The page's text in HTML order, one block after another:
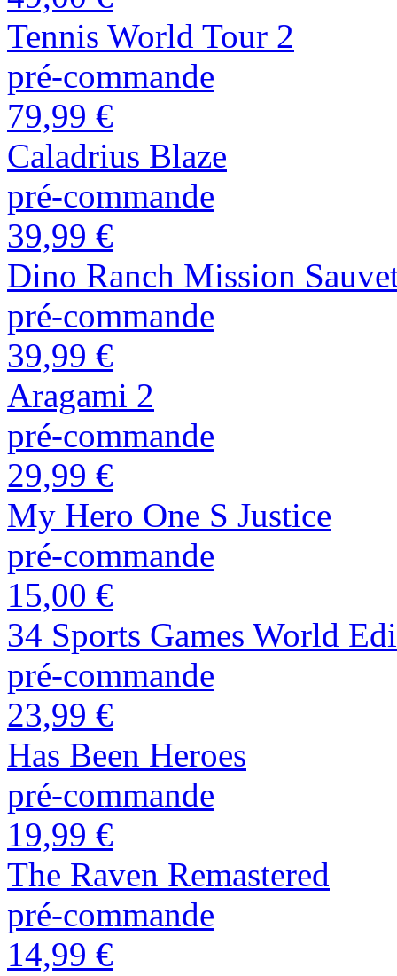
Tennis World Tour 2
pré-commande
79,99 €
Caladrius Blaze
pré-commande
39,99 €
Dino Ranch Mission
pré-commande
39,99 €
Aragami 2
pré-commande
29,99 €
My Hero One S Justice
pré-commande
15,00 €
34 Sports Games World
pré-commande
23,99 €
Has Been Heroes
pré-commande
19,99 €
The Raven Remastered
pré-commande
14,99 €